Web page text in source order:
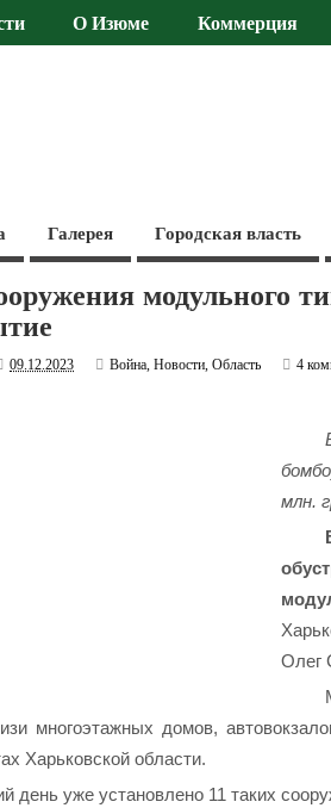
О Изюме Коммерция
Галерея Городская власть
модульного
09.12.2023 Война,Новости,Область
4
млн.
Олег
многоэтажных домов,
Харьковской области.
день уже установлено 11 таких